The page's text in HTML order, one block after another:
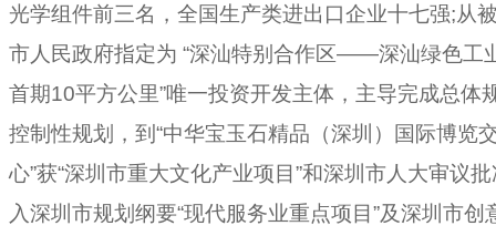
光学组件前三名，全国生产类进出口企业十七强;从
市人民政府指定为 “深汕特别合作区——深汕绿色工
首期10平方公里”唯一投资开发主体，主导完成总体
控制性规划，到“中华宝玉石精品（深圳）国际博览
心”获“深圳市重大文化产业项目”和深圳市人大审议
入深圳市规划纲要“现代服务业重点项目”及深圳市创